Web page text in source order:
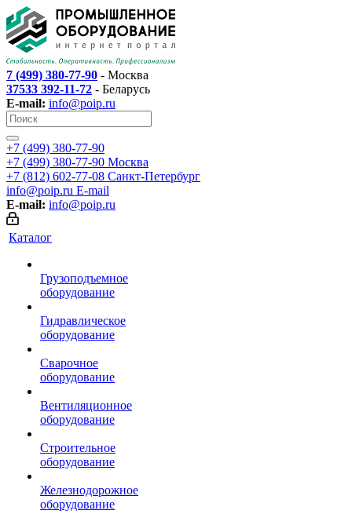
7 (499) 380-77-90 - Москва
37533 392-11-72 - Беларусь
E-mail: info@poip.ru
+7 (499) 380-77-90
+7 (499) 380-77-90 Москва
+7 (812) 602-77-08 Санкт-Петербург
info@poip.ru E-mail
E-mail: info@poip.ru
Каталог
Грузоподъемное
оборудование
Гидравлическое
оборудование
Сварочное
оборудование
Вентиляционное
оборудование
Строительное
оборудование
Железнодорожное
оборудование